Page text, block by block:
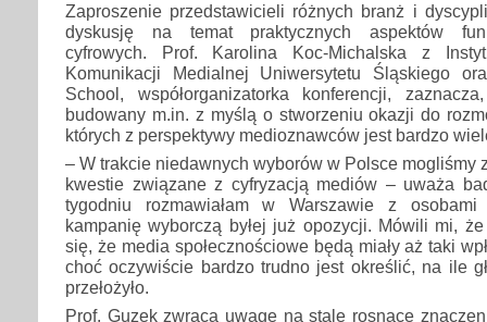
Zaproszenie przedstawicieli różnych branż i
dyskusję na temat praktycznych aspektów
cyfrowych. Prof. Karolina Koc-Michalska z
Komunikacji Medialnej Uniwersytetu Śląskiego
School, współorganizatorka konferencji,
budowany m.in. z myślą o stworzeniu okazji do
których z perspektywy medioznawców jest bardzo
– W trakcie niedawnych wyborów w Polsce mogliśmy
kwestie związane z cyfryzacją mediów – uważa
tygodniu rozmawiałam w Warszawie z osobami
kampanię wyborczą byłej już opozycji. Mówili mi,
się, że media społecznościowe będą miały aż taki
choć oczywiście bardzo trudno jest określić, na ile
przełożyło.
Prof. Guzek zwraca uwagę na stale rosnące